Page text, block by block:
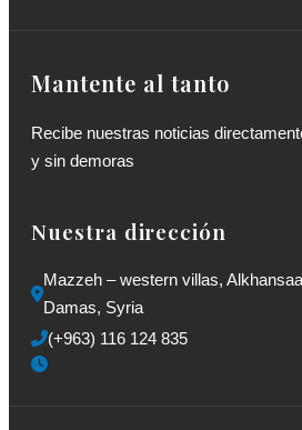
Mantente al tanto
Recibe nuestras noticias
y sin demoras
Nuestra dirección
Mazzeh – western villas,
Damas, Syria
(+963) 116 124 835